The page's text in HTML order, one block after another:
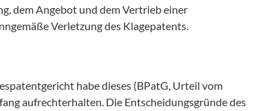
dem Angebot und dem Vertrieb einer
Verletzung des Klagepatents.
habe dieses (BPatG, Urteil vom
aufrechterhalten. Die Entscheidungsgründe des